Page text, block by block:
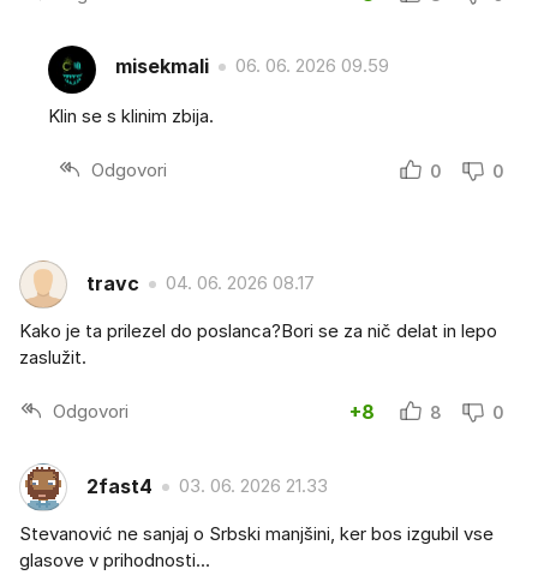
misekmali 06. 06. 2026 09.59
Klin se s klinim zbija.
Odgovori 0 0
travc 04. 06. 2026 08.17
Kako je ta prilezel do poslanca?Bori se za nič delat in lepo
zaslužit.
Odgovori +8 8 0
2fast4 03. 06. 2026 21.33
Stevanović ne sanjaj o Srbski manjšini, ker bos izgubil vse
glasove v prihodnosti...